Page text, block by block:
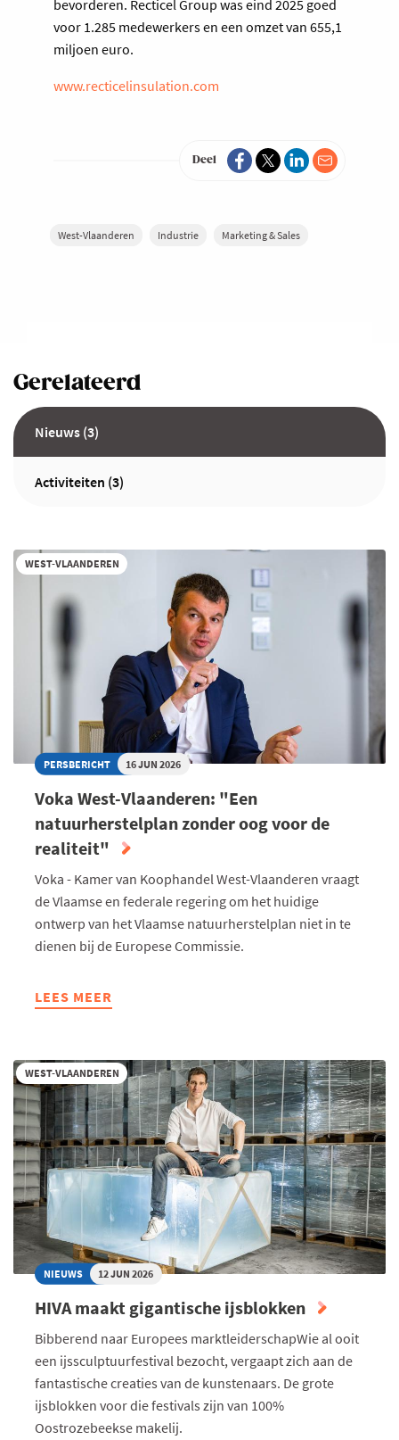
bevorderen. Recticel Group was eind 2025 goed
voor 1.285 medewerkers en een omzet van 655,1
miljoen euro.
www.recticelinsulation.com
Deel
West-Vlaanderen Industrie Marketing & Sales
Gerelateerd
Nieuws (3)
Activiteiten (3)
WEST-VLAANDEREN
PERSBERICHT 16 JUN 2026
Voka West-Vlaanderen: "Een
natuurherstelplan zonder oog voor de
realiteit"
Voka - Kamer van Koophandel West-Vlaanderen vraagt
de Vlaamse en federale regering om het huidige
ontwerp van het Vlaamse natuurherstelplan niet in te
dienen bij de Europese Commissie.
LEES MEER
ABOUT
VLAANDEREN:
"EEN
NATUURHERSTELPLAN
ZONDER
OOG
VOOR
DE
REALITEIT"
WEST-VLAANDEREN
NIEUWS 12 JUN 2026
HIVA maakt gigantische ijsblokken
Bibberend naar Europees marktleiderschapWie al ooit
een ijssculptuurfestival bezocht, vergaapt zich aan de
fantastische creaties van de kunstenaars. De grote
ijsblokken voor die festivals zijn van 100%
Oostrozebeekse makelij.